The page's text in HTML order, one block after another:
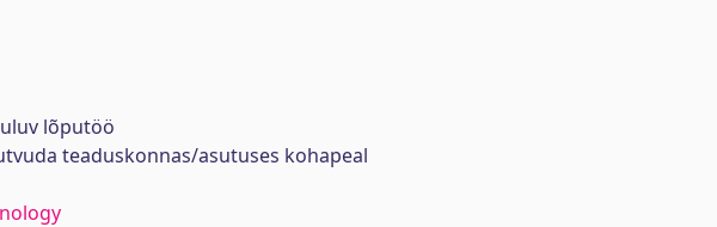
lõputöö
teaduskonnas/asutuses kohapeal